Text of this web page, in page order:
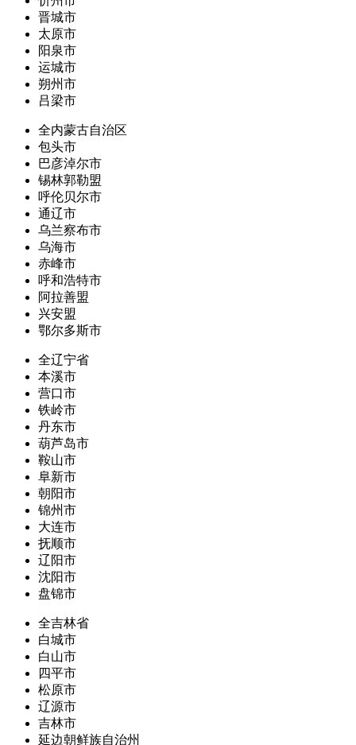
晋城市
太原市
阳泉市
运城市
朔州市
吕梁市
全内蒙古自治区
包头市
巴彦淖尔市
锡林郭勒盟
呼伦贝尔市
通辽市
乌兰察布市
乌海市
赤峰市
呼和浩特市
阿拉善盟
兴安盟
鄂尔多斯市
全辽宁省
本溪市
营口市
铁岭市
丹东市
葫芦岛市
鞍山市
阜新市
朝阳市
锦州市
大连市
抚顺市
辽阳市
沈阳市
盘锦市
全吉林省
白城市
白山市
四平市
松原市
辽源市
吉林市
延边朝鲜族自治州